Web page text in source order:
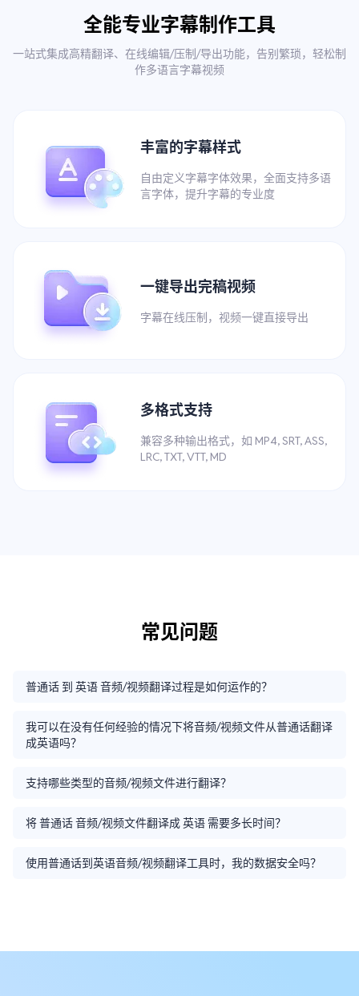
全能专业字幕制作工具
一站式集成高精翻译、在线编辑/压制/导出功能，告别繁琐，轻松制
作多语言字幕视频
丰富的字幕样式
自由定义字幕字体效果，全面支持多语
言字体，提升字幕的专业度
一键导出完稿视频
字幕在线压制，视频一键直接导出
多格式支持
兼容多种输出格式，如 MP4, SRT, ASS,
LRC, TXT, VTT, MD
常见问题
普通话 到 英语 音频/视频翻译过程是如何运作的？
我可以在没有任何经验的情况下将音频/视频文件从普通话翻译
成英语吗？
支持哪些类型的音频/视频文件进行翻译？
将 普通话 音频/视频文件翻译成 英语 需要多长时间？
使用普通话到英语音频/视频翻译工具时，我的数据安全吗？